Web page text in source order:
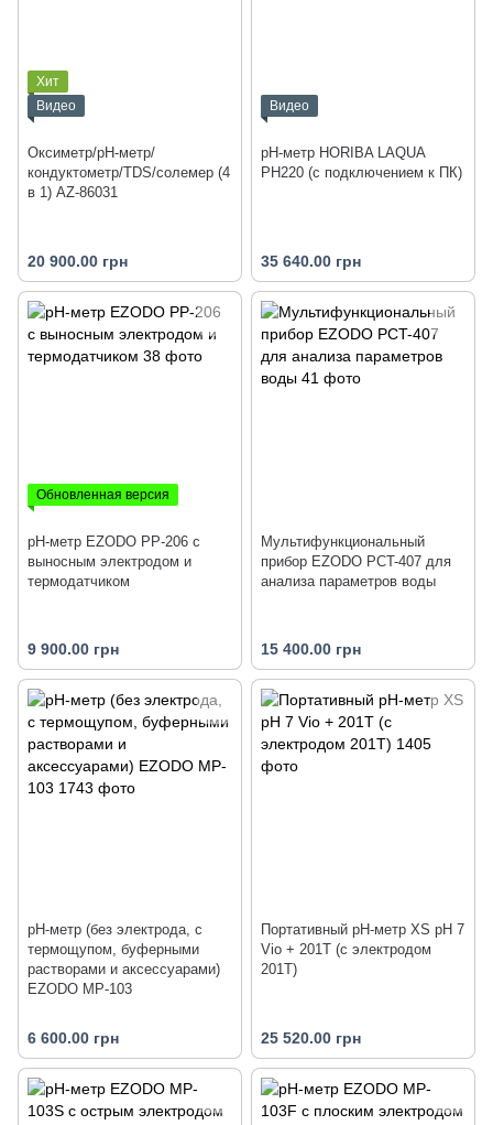
Хит
Видео
Оксиметр/рН-метр/
кондуктометр/TDS/солемер (4
в 1) AZ-86031
20 900.00 грн
Видео
pH-метр HORIBA LAQUA
PH220 (с подключением к ПК)
35 640.00 грн
Обновленная версия
рН-метр EZODO PP-206 с
выносным электродом и
термодатчиком
9 900.00 грн
Мультифункциональный
прибор EZODO PCT-407 для
анализа параметров воды
15 400.00 грн
рН-метр (без электрода, с
термощупом, буферными
растворами и аксессуарами)
EZODO MP-103
6 600.00 грн
Портативный pH-метр XS pH 7
Vio + 201T (с электродом
201T)
25 520.00 грн